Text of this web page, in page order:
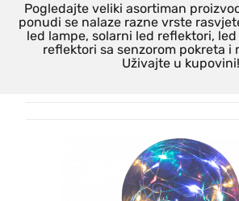
Pogledajte veliki asortiman
ponudi se nalaze razne vrste
led lampe, solarni led reflektori,
reflektori sa senzorom pokreta i
Uživajte u kupovini!